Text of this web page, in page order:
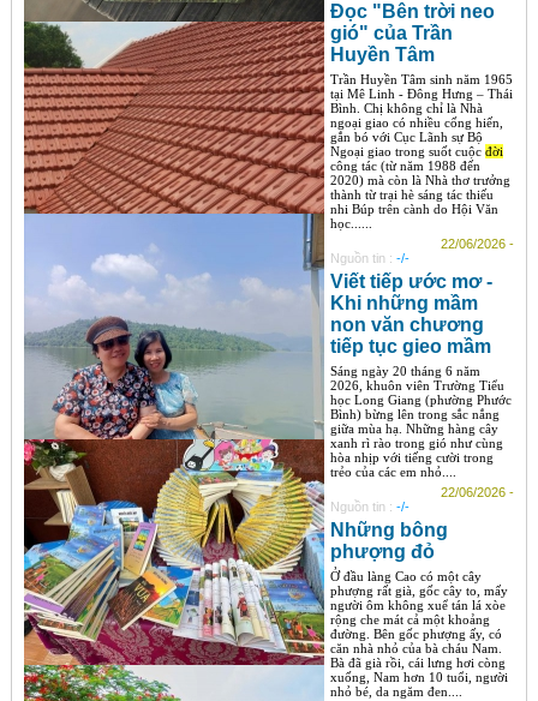
Đọc "Bên trời neo
gió" của Trần
Huyền Tâm
Trần Huyền Tâm sinh năm 1965
tại Mê Linh - Đông Hưng – Thái
Bình. Chị không chỉ là Nhà
ngoại giao có nhiều cống hiến,
gắn bó với Cục Lãnh sự Bộ
Ngoại giao trong suốt cuộc đời
công tác (từ năm 1988 đến
2020) mà còn là Nhà thơ trưởng
thành từ trại hè sáng tác thiếu
nhi Búp trên cành do Hội Văn
học......
22/06/2026 -
Nguồn tin : -/-
Viết tiếp ước mơ -
Khi những mầm
non văn chương
tiếp tục gieo mầm
Sáng ngày 20 tháng 6 năm
2026, khuôn viên Trường Tiểu
học Long Giang (phường Phước
Bình) bừng lên trong sắc nắng
giữa mùa hạ. Những hàng cây
xanh rì rào trong gió như cùng
hòa nhịp với tiếng cười trong
trẻo của các em nhỏ....
22/06/2026 -
Nguồn tin : -/-
Những bông
phượng đỏ
Ở đầu làng Cao có một cây
phượng rất già, gốc cây to, mấy
người ôm không xuể tán lá xòe
rộng che mát cả một khoảng
đường. Bên gốc phượng ấy, có
căn nhà nhỏ của bà cháu Nam.
Bà đã già rồi, cái lưng hơi còng
xuống, Nam hơn 10 tuổi, người
nhỏ bé, da ngăm đen....